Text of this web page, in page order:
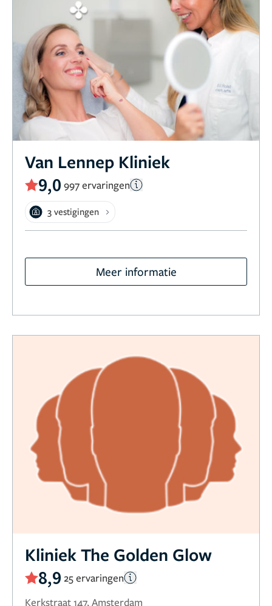
Van Lennep Kliniek
9,0 997 ervaringen
3 vestigingen
Meer informatie
Kliniek The Golden Glow
8,9 25 ervaringen
Kerkstraat 147, Amsterdam